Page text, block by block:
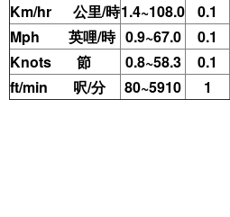
Km/hr 公里/時1.4~108.0
0.1
Mph 英哩/時 0.9~67.0
0.1
Knots 節
0.8~58.3
0.1
ft/min 呎/分
80~5910 1